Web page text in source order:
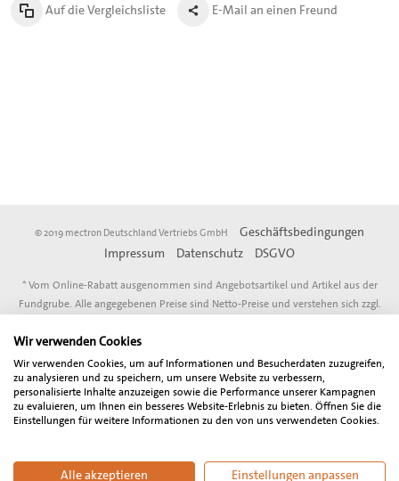
Auf die Vergleichsliste E-Mail an einen Freund
© 2019 mectron Deutschland Vertriebs GmbH
Geschäftsbedingungen
Impressum
Datenschutz DSGVO
* Vom Online-Rabatt ausgenommen sind Angebotsartikel und Artikel aus der
Fundgrube. Alle angegebenen Preise sind Netto-Preise und verstehen sich zzgl.
Mehrwertsteuer wird bei Abschluß der Bestellung gesondert ausgewiesen.
Unser Angebot richtet sich ausschließlich an Zahnärzte, Oralchirurgen, MKG-
Chirurgen, sonstige Freiberufler, Unternehmen und Gewerbetreibende in
Deutschland und Österreich. Wir behalten uns Preisänderungen, technische
Änderungen, Änderungen des Ausstattungsumfangs sowie Irrtum vor.
Wir verwenden Cookies
Wir verwenden Cookies, um auf Informationen und Besucherdaten zuzugreifen,
zu analysieren und zu speichern, um unsere Website zu verbessern,
personalisierte Inhalte anzuzeigen sowie die Performance unserer Kampagnen
zu evaluieren, um Ihnen ein besseres Website-Erlebnis zu bieten. Öffnen Sie die
Einstellungen für weitere Informationen zu den von uns verwendeten Cookies.
Alle akzeptieren Einstellungen anpassen